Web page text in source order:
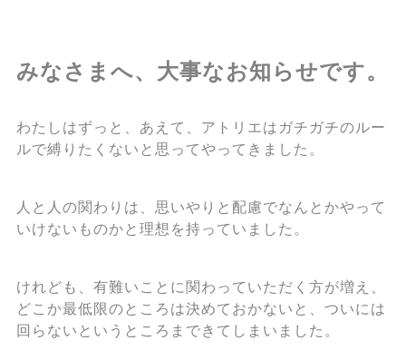
みなさまへ、大事なお知らせです。
わたしはずっと、あえて、アトリエはガチガチのルー
ルで縛りたくないと思ってやってきました。
人と人の関わりは、思いやりと配慮でなんとかやって
いけないものかと理想を持っていました。
けれども、有難いことに関わっていただく方が増え、
どこか最低限のところは決めておかないと、ついには
回らないというところまできてしまいました。